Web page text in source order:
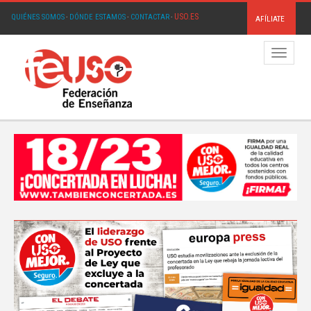
QUIÉNES SOMOS· DÓNDE ESTAMOS· CONTACTAR· USO.ES AFÍLIATE
Menú